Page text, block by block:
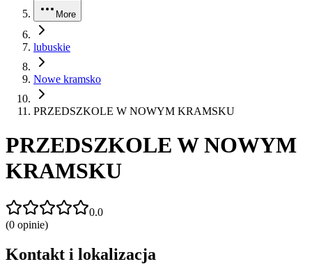
More
lubuskie
Nowe kramsko
PRZEDSZKOLE W NOWYM KRAMSKU
PRZEDSZKOLE W NOWYM
KRAMSKU
0.0
(0 opinie)
Kontakt i lokalizacja